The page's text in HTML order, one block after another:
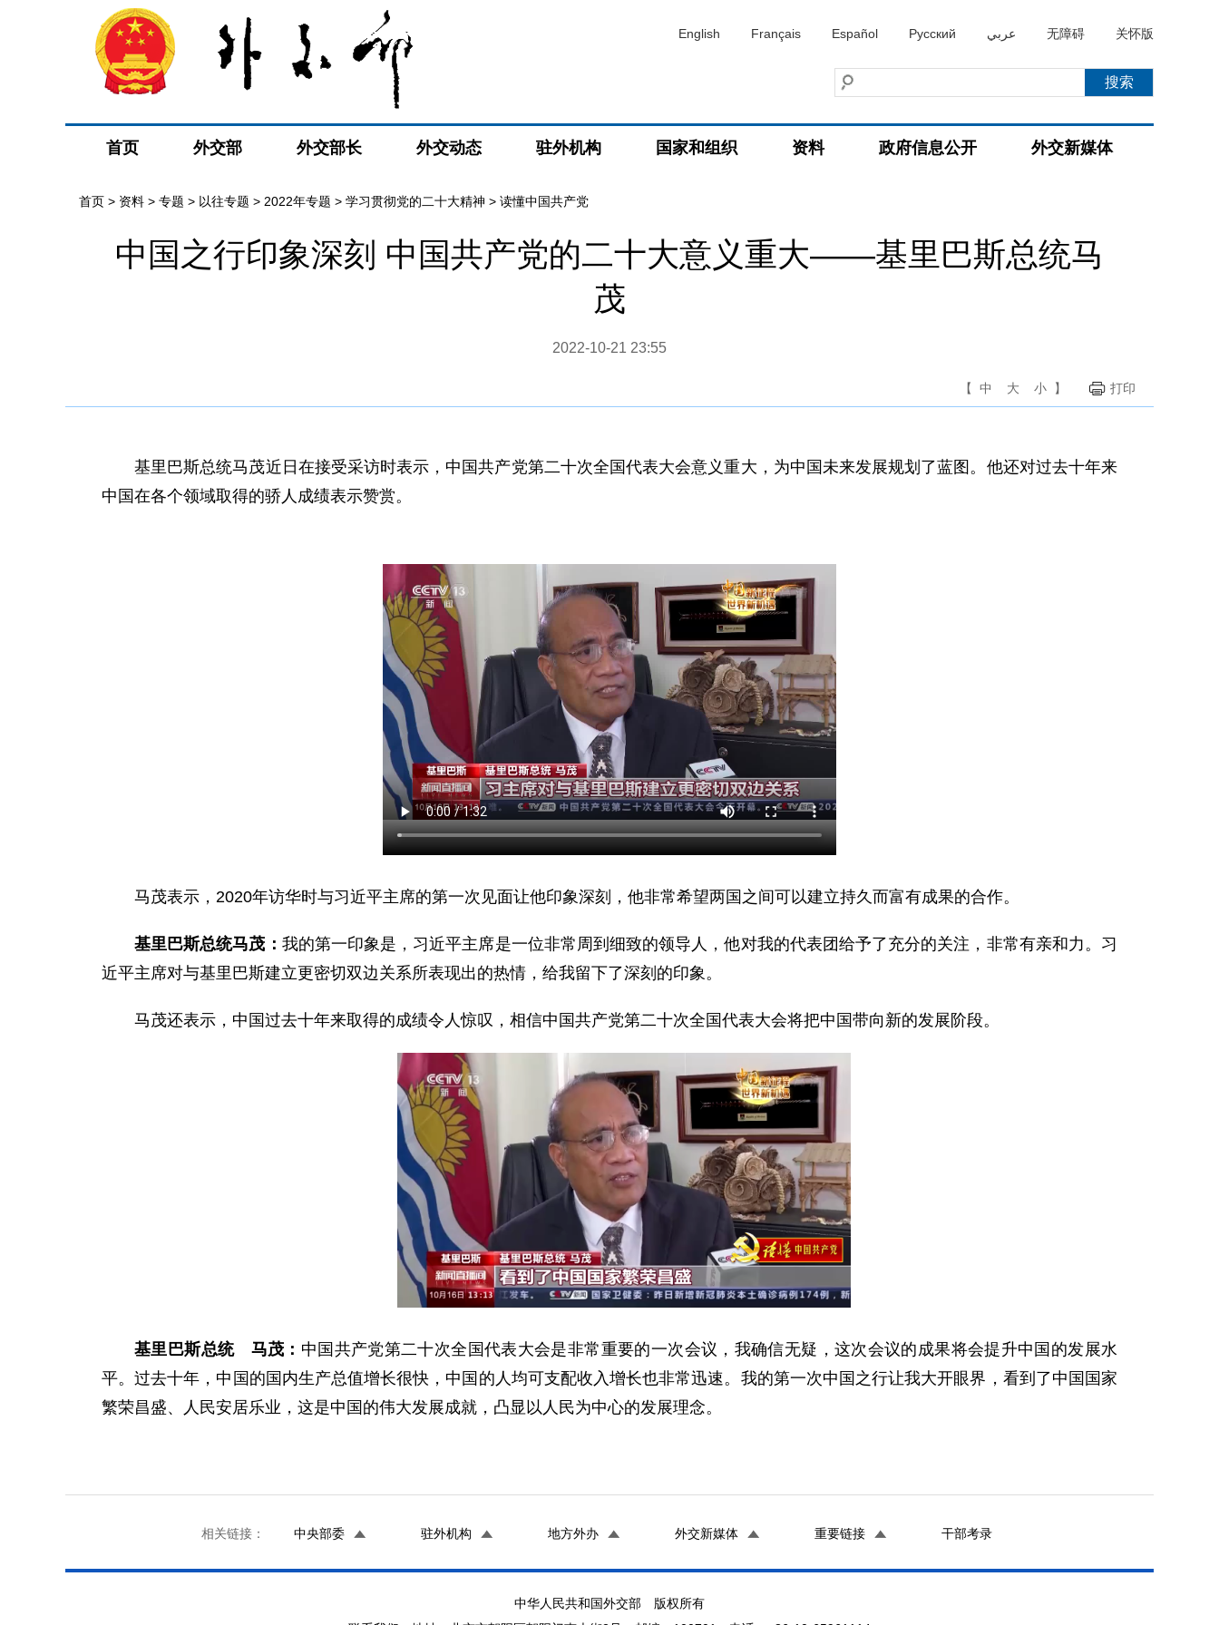
English Français Español Русский عربي 无障碍 关怀版
首页 外交部 外交部长 外交动态 驻外机构 国家和组织 资料 政府信息公开 外交新媒体
首页 > 资料 > 专题 > 以往专题 > 2022年专题 > 学习贯彻党的二十大精神 > 读懂中国共产党
中国之行印象深刻 中国共产党的二十大意义重大——基里巴斯总统马
茂
2022-10-21 23:55
【 中 大 小 】 打印
基里巴斯总统马茂近日在接受采访时表示，中国共产党第二十次全国代表大会意义重大，为中国未来发展规划了蓝图。他还对过去十年来
中国在各个领域取得的骄人成绩表示赞赏。
马茂表示，2020年访华时与习近平主席的第一次见面让他印象深刻，他非常希望两国之间可以建立持久而富有成果的合作。
基里巴斯总统马茂： 我的第一印象是，习近平主席是一位非常周到细致的领导人，他对我的代表团给予了充分的关注，非常有亲和力。习
近平主席对与基里巴斯建立更密切双边关系所表现出的热情，给我留下了深刻的印象。
马茂还表示，中国过去十年来取得的成绩令人惊叹，相信中国共产党第二十次全国代表大会将把中国带向新的发展阶段。
基里巴斯总统 马茂： 中国共产党第二十次全国代表大会是非常重要的一次会议，我确信无疑，这次会议的成果将会提升中国的发展水
平。过去十年，中国的国内生产总值增长很快，中国的人均可支配收入增长也非常迅速。我的第一次中国之行让我大开眼界，看到了中国国家
繁荣昌盛、人民安居乐业，这是中国的伟大发展成就，凸显以人民为中心的发展理念。
相关链接： 中央部委 驻外机构 地方外办 外交新媒体 重要链接 干部考录
中华人民共和国外交部 版权所有